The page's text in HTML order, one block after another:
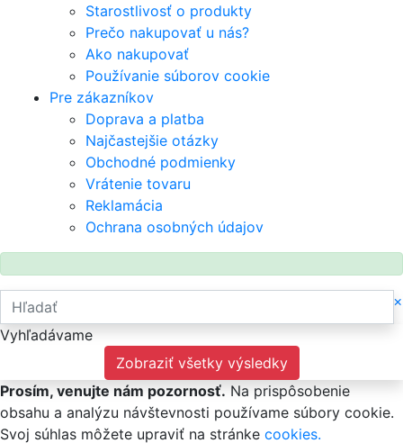
Starostlivosť o produkty
Prečo nakupovať u nás?
Ako nakupovať
Používanie súborov cookie
Pre zákazníkov
Doprava a platba
Najčastejšie otázky
Obchodné podmienky
Vrátenie tovaru
Reklamácia
Ochrana osobných údajov
×
Vyhľadávame
Zobraziť všetky výsledky
Prosím, venujte nám pozornosť. Na prispôsobenie
obsahu a analýzu návštevnosti používame súbory cookie.
Svoj súhlas môžete upraviť na stránke cookies.